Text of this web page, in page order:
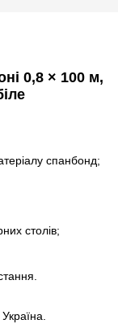
0,8 × 100 м,
спанбонд;
столів;